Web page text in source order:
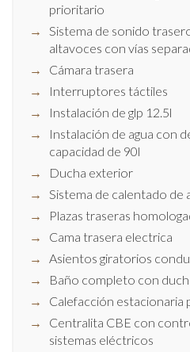
prioritario
Sistema de sonido
altavoces con vías
Cámara trasera
Interruptores táctiles
Instalación de glp 12.5l
Instalación de agua con
capacidad de 90l
Ducha exterior
Sistema de calentado de
Plazas traseras
Cama trasera electrica
Asientos giratorios
Baño completo con
Calefacción estacionaria
Centralita CBE con
sistemas eléctricos